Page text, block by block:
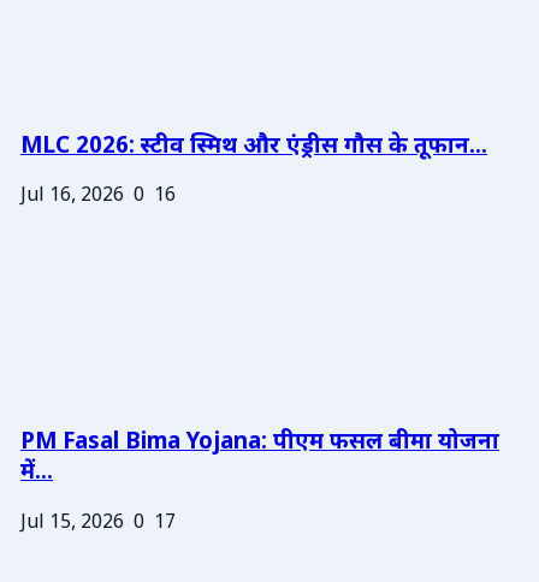
MLC 2026: स्टीव स्मिथ और एंड्रीस गौस के तूफान...
Jul 16, 2026 0 16
PM Fasal Bima Yojana: पीएम फसल बीमा योजना
में...
Jul 15, 2026 0 17